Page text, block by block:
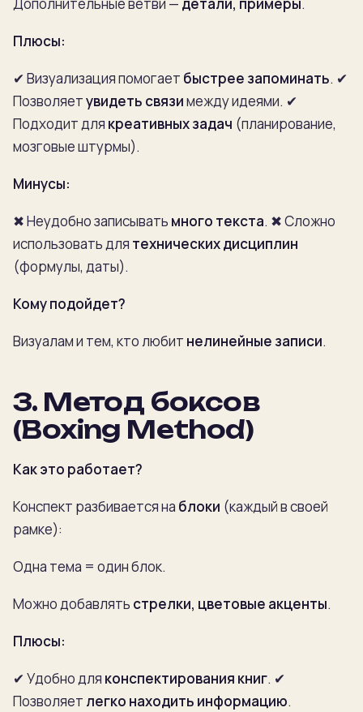
Дополнительные ветви — детали, примеры.
Плюсы:
✔ Визуализация помогает быстрее запоминать. ✔
Позволяетувидеть связимежду идеями. ✔
Подходит для креативных задач (планирование,
мозговые штурмы).
Минусы:
✖ Неудобно записывать много текста. ✖ Сложно
использовать для технических дисциплин
(формулы, даты).
Кому подойдет?
Визуалам и тем, кто любит нелинейные записи.
3. Метод боксов
(Boxing Method)
Как это работает?
Конспект разбивается на блоки (каждый в своей
рамке):
Одна тема = один блок.
Можно добавлять стрелки, цветовые акценты.
Плюсы:
✔ Удобно для конспектирования книг. ✔
Позволяет легко находить информацию.